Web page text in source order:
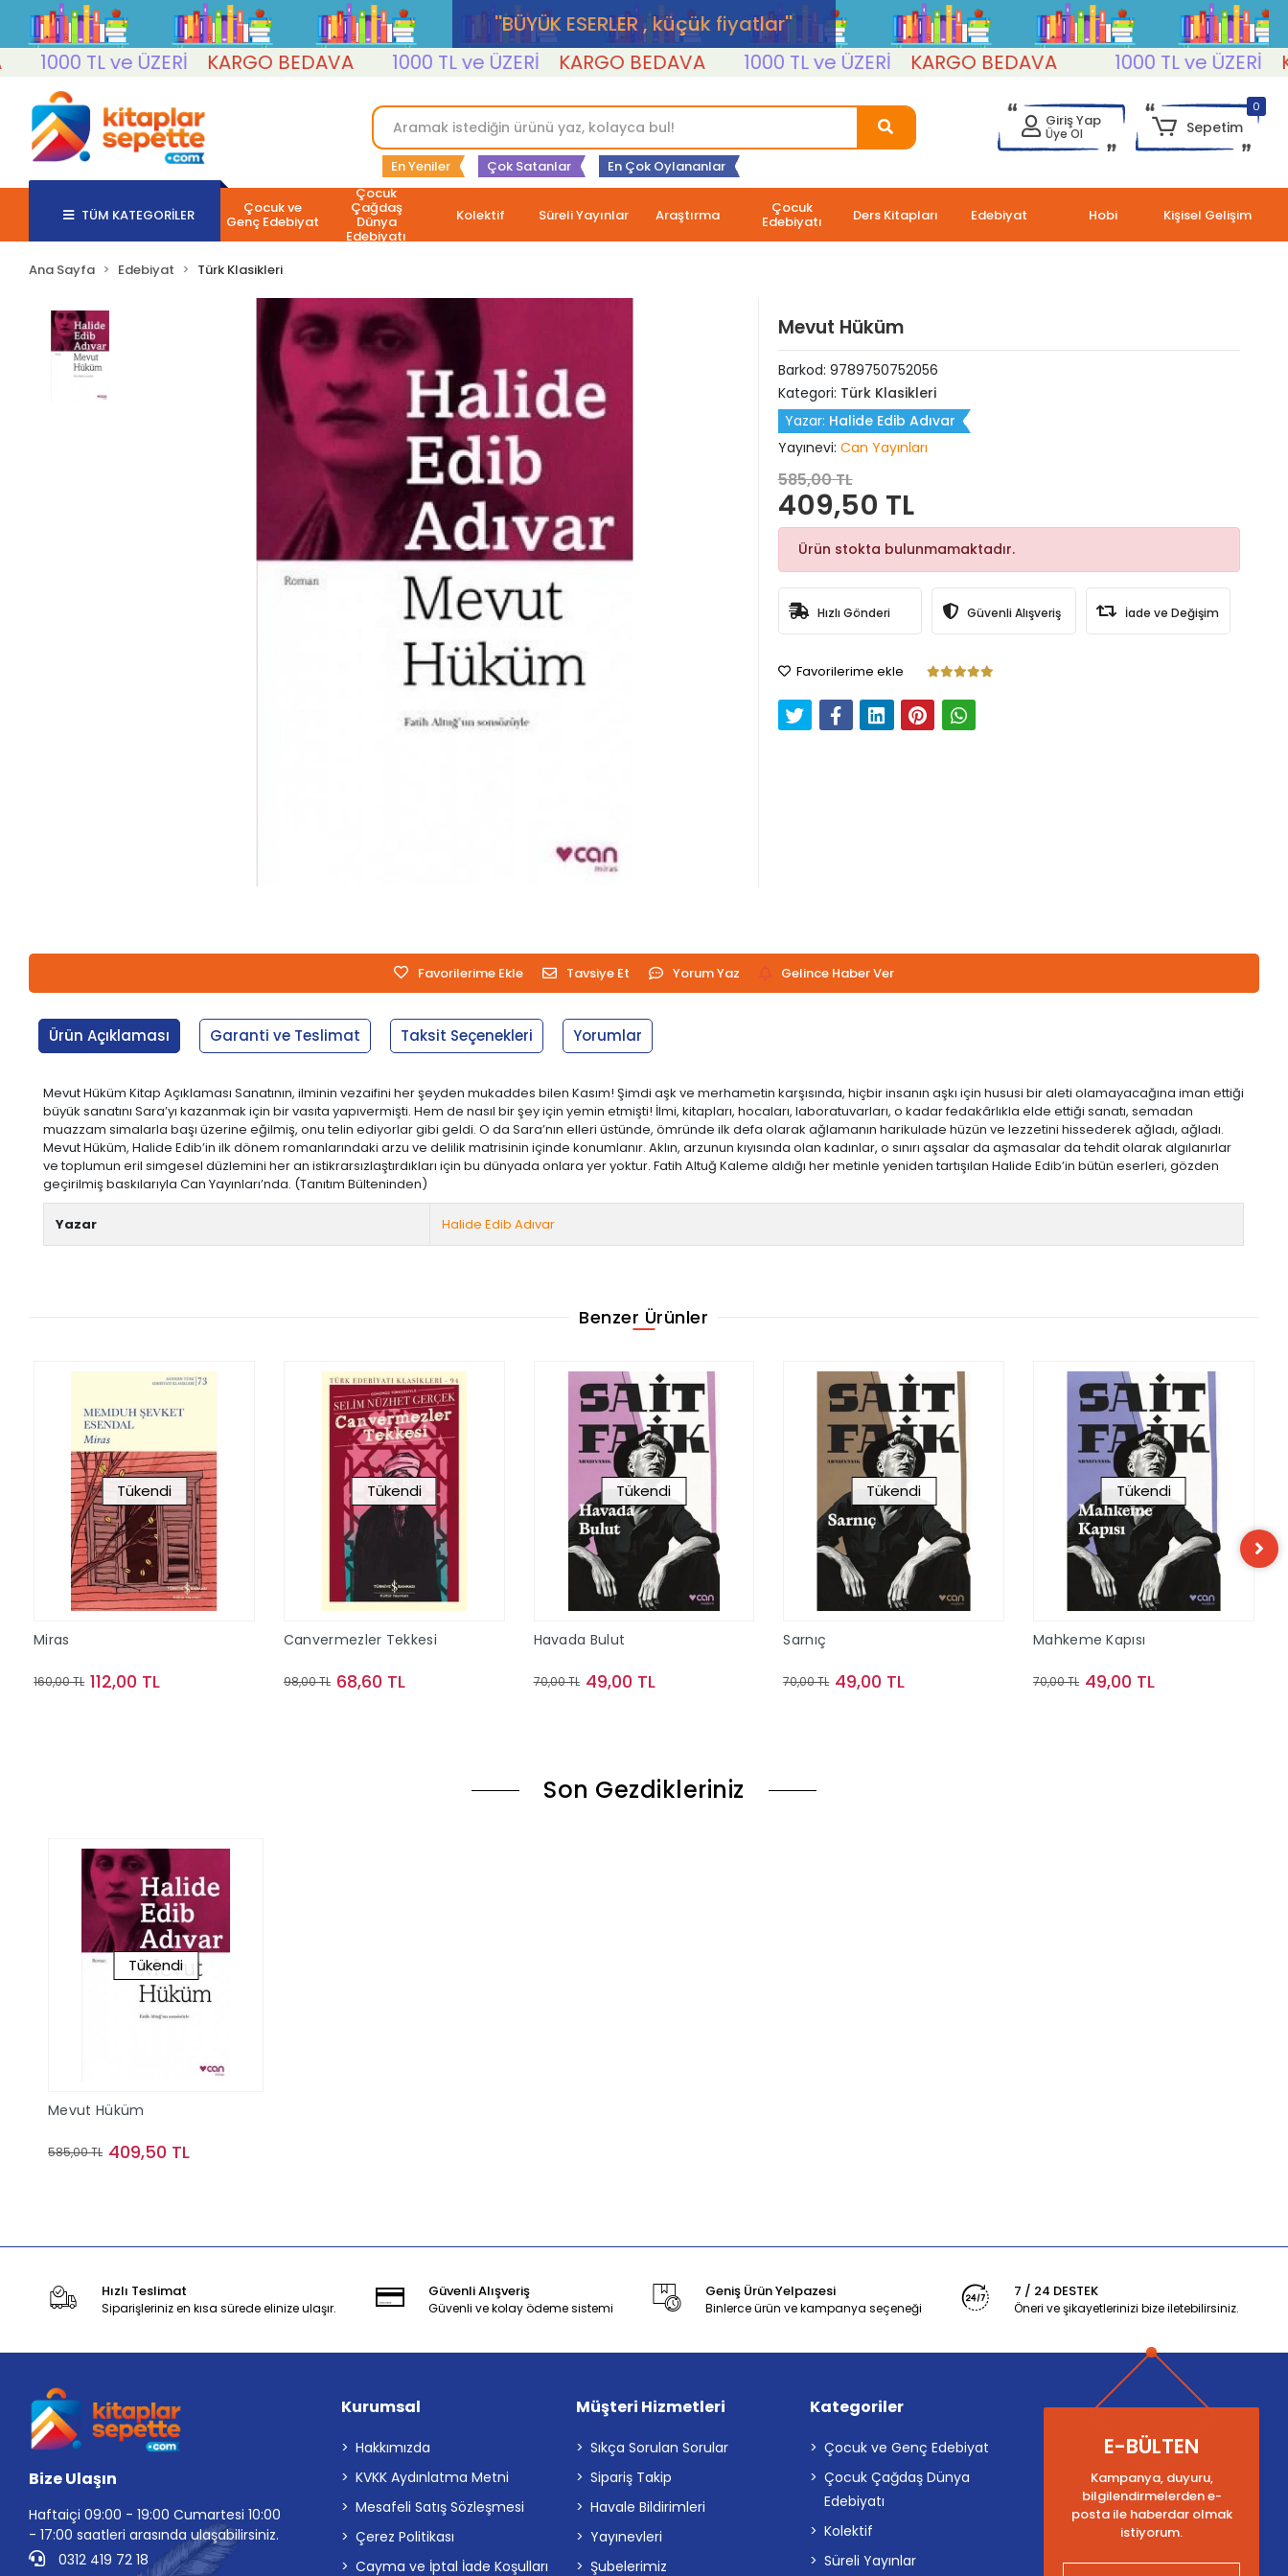
''BÜYÜK ESERLER , küçük fiyatlar''
TL ve ÜZERİ
KARGO BEDAVA 1000 TL ve ÜZERİ KARGO BEDAVA 1000 TL ve ÜZERİ KARGO BEDAVA 1000 TL ve ÜZERİ
En Yeniler Çok Satanlar En Çok Oylananlar
Giriş Yap
Üye Ol
0
Sepetim
TÜM KATEGORİLER Çocuk ve
Genç Edebiyat
Çocuk
Çağdaş
Dünya
Edebiyatı
Kolektif Süreli Yayınlar Araştırma Çocuk
Edebiyatı Ders Kitapları Edebiyat Hobi Kişisel Gelişim
Ana Sayfa Edebiyat Türk Klasikleri
Mevut Hüküm
Barkod: 9789750752056
Kategori: Türk Klasikleri
Yazar: Halide Edib Adıvar
Yayınevi: Can Yayınları
585,00 TL
409,50 TL
Ürün stokta bulunmamaktadır.
Hızlı Gönderi Güvenli Alışveriş İade ve Değişim
Favorilerime ekle
Favorilerime Ekle Tavsiye Et Yorum Yaz Gelince Haber Ver
Ürün Açıklaması Garanti ve Teslimat Taksit Seçenekleri Yorumlar
Mevut Hüküm Kitap Açıklaması Sanatının, ilminin vezaifini her şeyden mukaddes bilen Kasım! Şimdi aşk ve merhametin karşısında, hiçbir insanın aşkı için hususi bir aleti olamayacağına iman ettiği
büyük sanatını Sara’yı kazanmak için bir vasıta yapıvermişti. Hem de nasıl bir şey için yemin etmişti! İlmi, kitapları, hocaları, laboratuvarları, o kadar fedakârlıkla elde ettiği sanatı, semadan
muazzam simalarla başı üzerine eğilmiş, onu telin ediyorlar gibi geldi. O da Sara’nın elleri üstünde, ömründe ilk defa olarak ağlamanın harikulade hüzün ve lezzetini hissederek ağladı, ağladı.
Mevut Hüküm, Halide Edib’in ilk dönem romanlarındaki arzu ve delilik matrisinin içinde konumlanır. Aklın, arzunun kıyısında olan kadınlar, o sınırı aşsalar da aşmasalar da tehdit olarak algılanırlar
ve toplumun eril simgesel düzlemini her an istikrarsızlaştırdıkları için bu dünyada onlara yer yoktur. Fatih Altuğ Kaleme aldığı her metinle yeniden tartışılan Halide Edib’in bütün eserleri, gözden
geçirilmiş baskılarıyla Can Yayınları’nda. (Tanıtım Bülteninden)
Yazar Halide Edib Adıvar
Benzer Ürünler
Tükendi
Miras
160,00 TL 112,00 TL
Tükendi
Canvermezler Tekkesi
98,00 TL 68,60 TL
Tükendi
Havada Bulut
70,00 TL 49,00 TL
Tükendi
Sarnıç
70,00 TL 49,00 TL
Tükendi
Mahkeme Kapısı
70,00 TL 49,00 TL
Son Gezdikleriniz
Tükendi
Mevut Hüküm
585,00 TL 409,50 TL
Hızlı Teslimat
Siparişleriniz en kısa sürede elinize ulaşır.
Güvenli Alışveriş
Güvenli ve kolay ödeme sistemi
Geniş Ürün Yelpazesi
Binlerce ürün ve kampanya seçeneği
7 / 24 DESTEK
Öneri ve şikayetlerinizi bize iletebilirsiniz.
Bize Ulaşın
Haftaiçi 09:00 - 19:00 Cumartesi 10:00
- 17:00 saatleri arasında ulaşabilirsiniz.
0312 419 72 18
Kurumsal
Hakkımızda
KVKK Aydınlatma Metni
Mesafeli Satış Sözleşmesi
Çerez Politikası
Cayma ve İptal İade Koşulları
Müşteri Hizmetleri
Sıkça Sorulan Sorular
Sipariş Takip
Havale Bildirimleri
Yayınevleri
Şubelerimiz
Kategoriler
Çocuk ve Genç Edebiyat
Çocuk Çağdaş Dünya
Edebiyatı
Kolektif
Süreli Yayınlar
E-BÜLTEN
Kampanya, duyuru,
bilgilendirmelerden e-
posta ile haberdar olmak
istiyorum.